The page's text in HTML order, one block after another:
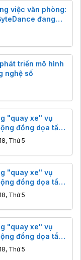
việc văn phòng:
đang
triển mô hình
nghệ số
"quay xe" vụ
đồng dọa tẩy
Thứ 5
"quay xe" vụ
đồng dọa tẩy
Thứ 5
"quay xe" vụ
đồng dọa tẩy
Thứ 5